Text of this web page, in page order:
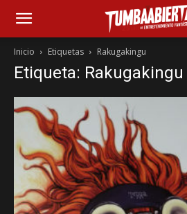
Inicio Etiquetas Rakugakingu
Etiqueta: Rakugakingu